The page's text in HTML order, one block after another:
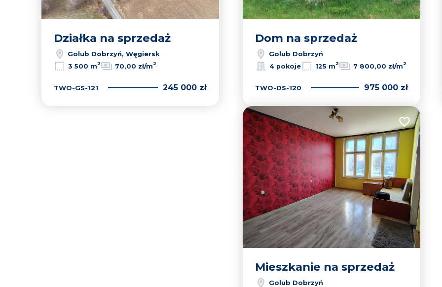
Działka na sprzedaż
Golub Dobrzyń, Węgiersk
3 500 m2 70,00 zł/m2
TWO-GS-121 245 000 zł
Dom na sprzedaż
Golub Dobrzyń
4 pokoje 125 m2 7 800,00 zł/m2
TWO-DS-120 975 000 zł
Dodaj do
Mieszkanie na sprzedaż
Golub Dobrzyń